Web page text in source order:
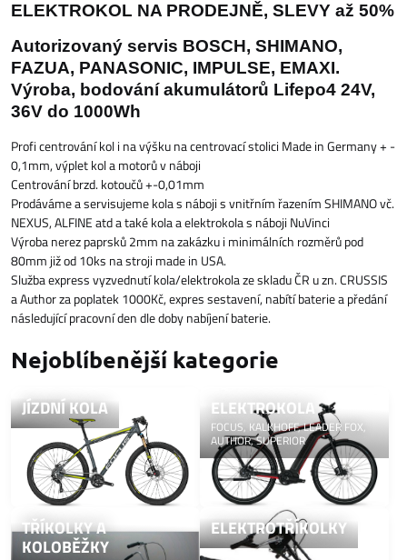
ELEKTROKOL NA PRODEJNĚ, SLEVY až 50%
Autorizovaný servis BOSCH, SHIMANO,
FAZUA, PANASONIC, IMPULSE, EMAXI.
Výroba, bodování akumulátorů Lifepo4 24V,
36V do 1000Wh
Profi centrování kol i na výšku na centrovací stolici Made in Germany + -
0,1mm, výplet kol a motorů v náboji
Centrování brzd. kotoučů +-0,01mm
Prodáváme a servisujeme kola s náboji s vnitřním řazením SHIMANO vč.
NEXUS, ALFINE atd a také kola a elektrokola s náboji NuVinci
Výroba nerez paprsků 2mm na zakázku i minimálních rozměrů pod
80mm již od 10ks na stroji made in USA.
Služba express vyzvednutí kola/elektrokola ze skladu ČR u zn. CRUSSIS
a Author za poplatek 1000Kč, expres sestavení, nabítí baterie a předání
následující pracovní den dle doby nabíjení baterie.
Nejoblíbenější kategorie
JÍZDNÍ KOLA ELEKTROKOLA
FOCUS, KALKHOFF, LEADER FOX,
AUTHOR, SUPERIOR
TŘÍKOLKY A
KOLOBĚŽKY
ELEKTROTŘÍKOLKY